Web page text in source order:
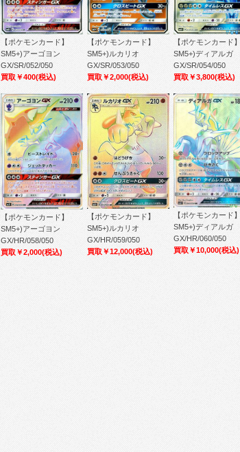
【ポケモンカード】
SM5+)アーゴヨン
GX/SR/052/050
買取￥400(税込)
【ポケモンカード】
SM5+)ルカリオ
GX/SR/053/050
買取￥2,000(税込)
【ポケモンカード】
SM5+)ディアルガ
GX/SR/054/050
買取￥3,800(税込)
【ポケモンカード】
SM5+)アーゴヨン
GX/HR/058/050
買取￥2,000(税込)
【ポケモンカード】
SM5+)ルカリオ
GX/HR/059/050
買取￥12,000(税込)
【ポケモンカード】
SM5+)ディアルガ
GX/HR/060/050
買取￥10,000(税込)